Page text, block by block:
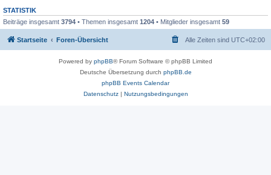
STATISTIK
Beiträge insgesamt 3794 • Themen insgesamt 1204 • Mitglieder insgesamt 59
Startseite Foren-Übersicht Alle Zeiten sind UTC+02:00
Powered by phpBB® Forum Software © phpBB Limited
Deutsche Übersetzung durch phpBB.de
phpBB Events Calendar
Datenschutz| Nutzungsbedingungen